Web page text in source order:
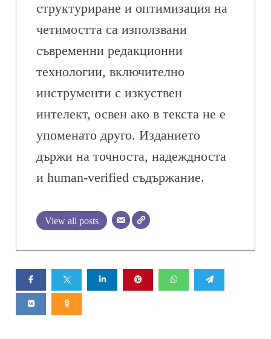
структуриране и оптимизация на
четимостта са използвани
съвременни редакционни
технологии, включително
инструменти с изкуствен
интелект, освен ако в текста не е
упоменато друго. Изданието
държи на точноста, надеждноста
и human-verified съдържание.
View all posts